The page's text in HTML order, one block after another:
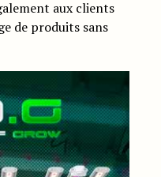
aux clients
de produits sans